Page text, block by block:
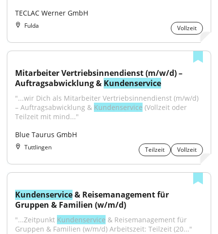
TECLAC Werner GmbH
Fulda Vollzeit
Mitarbeiter Vertriebsinnendienst (m/w/d) –
Auftragsabwicklung & Kundenservice
"...wir Dich als Mitarbeiter Vertriebsinnendienst (m/w/d)
– Auftragsabwicklung & Kundenservice (Vollzeit oder
Teilzeit mit mind..."
Blue Taurus GmbH
Tuttlingen Teilzeit Vollzeit
Kundenservice & Reisemanagement für
Gruppen & Familien (w/m/d)
"...Zeitpunkt Kundenservice & Reisemanagement für
Gruppen & Familien (w/m/d) Arbeitszeit: Teilzeit (20..."